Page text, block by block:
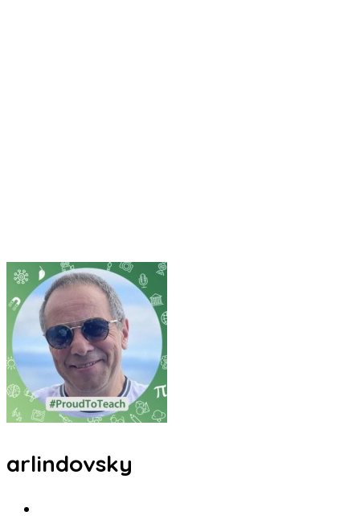
arlindovsky